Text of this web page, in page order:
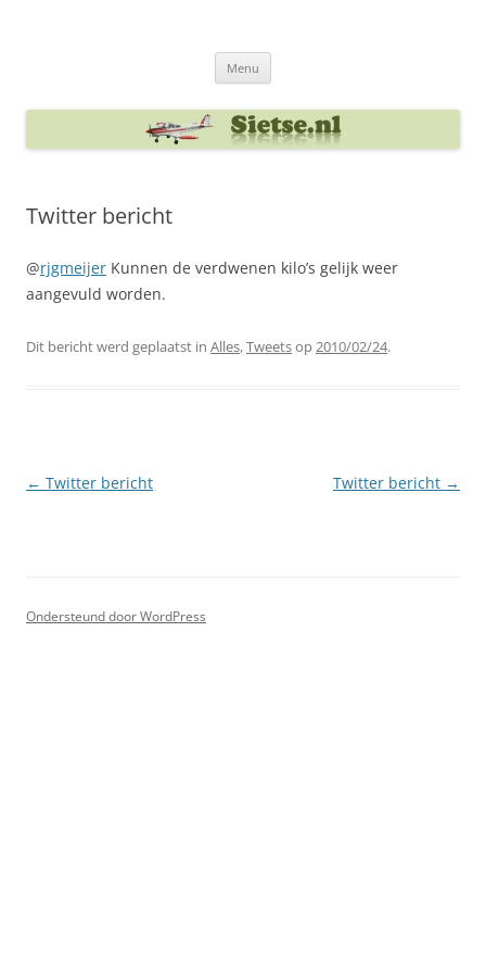
Menu
Twitter bericht
@rjgmeijer Kunnen de verdwenen kilo’s gelijk weer
aangevuld worden.
Dit bericht werd geplaatst in Alles,Tweetsop2010/02/24.
Berichtnavigatie
← Twitter bericht Twitter bericht →
Ondersteund door WordPress